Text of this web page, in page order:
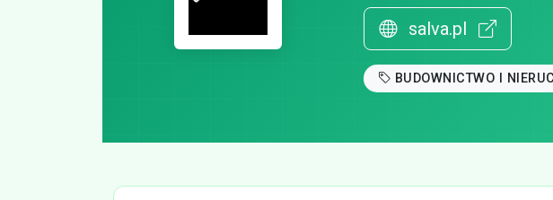
salva.pl
BUDOWNICTWO I